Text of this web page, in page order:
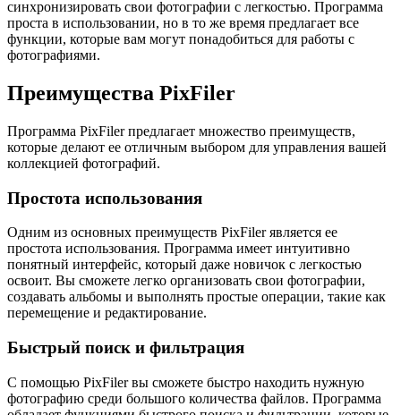
синхронизировать свои фотографии с легкостью. Программа
проста в использовании, но в то же время предлагает все
функции, которые вам могут понадобиться для работы с
фотографиями.
Преимущества PixFiler
Программа PixFiler предлагает множество преимуществ,
которые делают ее отличным выбором для управления вашей
коллекцией фотографий.
Простота использования
Одним из основных преимуществ PixFiler является ее
простота использования. Программа имеет интуитивно
понятный интерфейс, который даже новичок с легкостью
освоит. Вы сможете легко организовать свои фотографии,
создавать альбомы и выполнять простые операции, такие как
перемещение и редактирование.
Быстрый поиск и фильтрация
С помощью PixFiler вы сможете быстро находить нужную
фотографию среди большого количества файлов. Программа